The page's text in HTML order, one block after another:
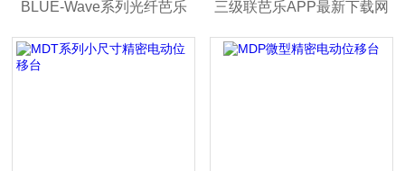
BLUE-Wave系列光纤芭乐
APP最新下载网站进入IOS
三级联芭乐APP最新下载网
站进入IOS大全仪